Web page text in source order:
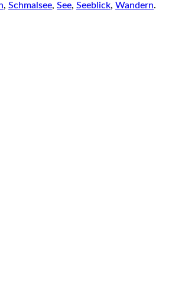
, Schmalsee, See, Seeblick, Wandern.